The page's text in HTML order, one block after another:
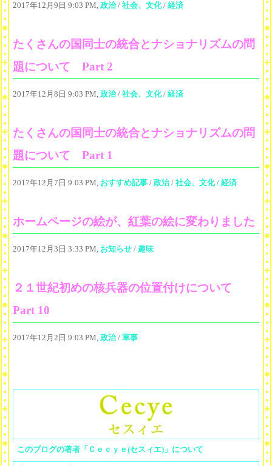
2017年12月9日 9:03 PM, 政治/ 社会、文化/ 経済
たくさんの国同士の統合とナショナリズムの問
題について Part 2
2017年12月8日 9:03 PM, 政治/ 社会、文化/ 経済
たくさんの国同士の統合とナショナリズムの問
題について Part 1
2017年12月7日 9:03 PM, おすすめ記事 / 政治/ 社会、文化/ 経済
ホームページの絵が、紅葉の絵に変わりました
2017年12月3日 3:33 PM, お知らせ / 趣味
２１世紀初めの核兵器の位置付けについて
Part 10
2017年12月2日 9:03 PM, 政治/ 軍事
このブログの著者「Ｃｅｃｙｅ(セスィエ)」について